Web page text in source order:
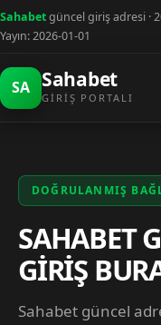
Sahabetgüncel giriş adresi ·
Yayın: 2026-01-01
SA Sahabet
GIRIŞ PORTALI
DOĞRULANMIŞ
SAHABET
GİRİŞ
Sahabet güncel